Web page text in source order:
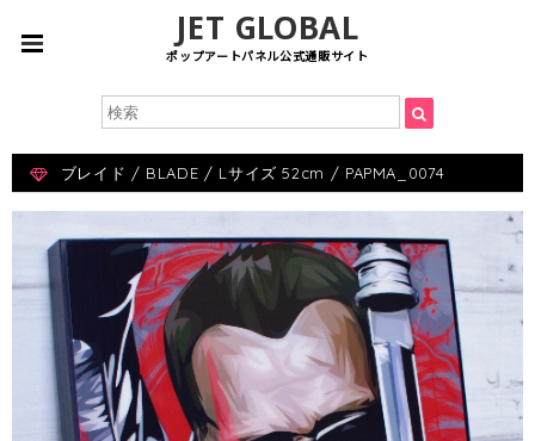
JET GLOBAL
ポップアートパネル公式通販サイト
ブレイド / BLADE / Lサイズ 52cm / PAPMA_0074